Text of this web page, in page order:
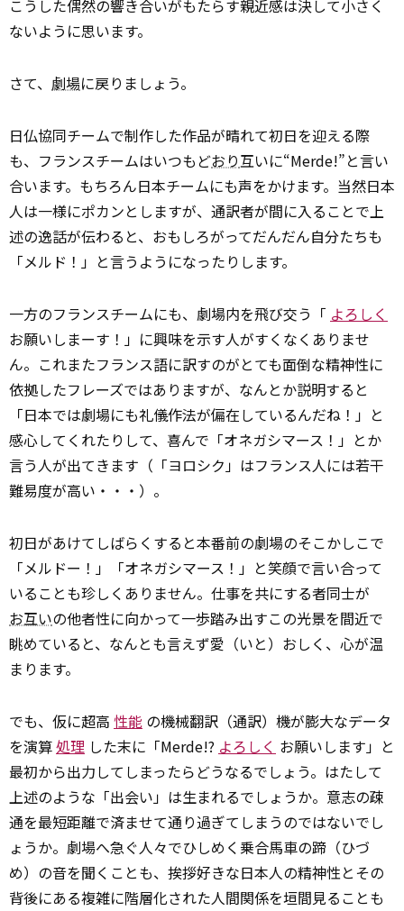
こうした偶然の響き合いがもたらす親近感は決して小さく
ないように思います。
さて、 劇場に戻りましょう。
日仏協同チームで制作した作品が晴れて初日を迎える際
も、フランスチームはいつもどおり互いに“Merde!”と言い
合います。もちろん日本チームにも声をかけます。当然日本
人は一様にポカンとしますが、通訳者が間に入ることで上
述の逸話が伝わると、おもしろがってだんだん自分たちも
「メルド！」と言うようになったりします。
一方のフランスチームにも、劇場内を飛び交う「 よろしく
お願いしまーす！」に興味を示す人がすくなくありませ
ん。これまたフランス語に訳すのがとても面倒な精神性に
依拠したフレーズではありますが、なんとか説明すると
「日本では劇場にも礼儀作法が偏在しているんだね！」と
感心してくれたりして、喜んで「オネガシマース！」とか
言う人が出てきます（「ヨロシク」はフランス人には若干
難易度が高い・・・）。
初日があけてしばらくすると本番前の劇場のそこかしこで
「メルドー！」「オネガシマース！」と笑顔で言い合って
いることも珍しくありません。仕事を共にする者同士が
お互いの他者性に向かって一歩踏み出すこの光景を間近で
眺めていると、なんとも言えず愛（いと）おしく、心が温
まります。
でも、仮に超高 性能 の機械翻訳（通訳）機が膨大なデータ
を演算処理 した末に「Merde!? よろしく お願いします」と
最初から出力してしまったらどうなるでしょう。はたして
上述のような「出会い」は生まれるでしょうか。意志の疎
通を最短距離で済ませて通り過ぎてしまうのではないでし
ょうか。劇場へ急ぐ人々でひしめく乗合馬車の蹄（ひづ
め）の音を聞くことも、挨拶好きな日本人の精神性とその
背後にある複雑に階層化された人間関係を垣間見ることも